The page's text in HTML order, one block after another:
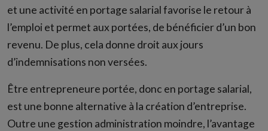
et une activité en portage salarial favorise le retour à
l’emploi et permet aux portées, de bénéficier d’un bon
revenu. De plus, cela donne droit aux jours
d’indemnisations non versées.
Être entrepreneure portée, donc en portage salarial,
est une bonne alternative à la création d’entreprise.
Outre une gestion administration moindre, l’avantage